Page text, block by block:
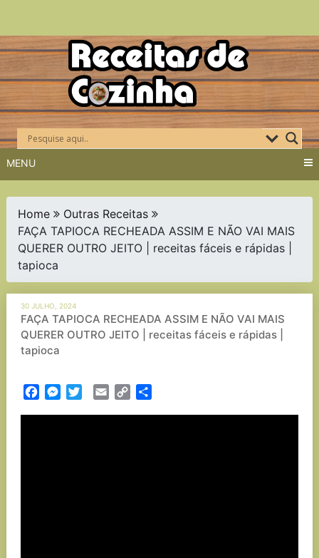
Skip
to
content
MENU
Home
Outras Receitas
FAÇA TAPIOCA RECHEADA ASSIM E NÃO VAI MAIS
QUERER OUTRO JEITO | receitas fáceis e rápidas |
tapioca
30 JULHO, 2024
FAÇA TAPIOCA RECHEADA ASSIM E NÃO VAI MAIS
QUERER OUTRO JEITO | receitas fáceis e rápidas |
tapioca
FacebookMessenger
TwitterEmail Copy